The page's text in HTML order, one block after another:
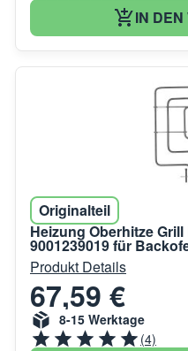
IN
Originalteil
Heizung Oberhitze Grill
9001239019 für
Produkt Details
67,59 €
8-15 Werktage
(4)